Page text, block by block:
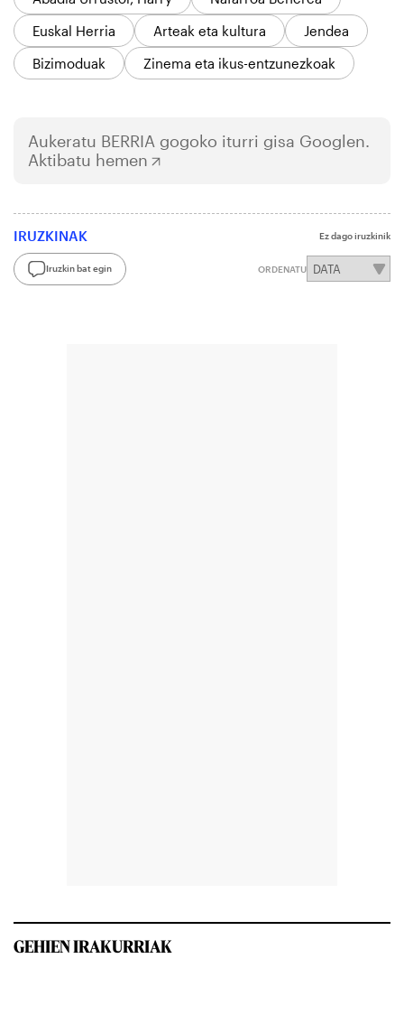
Euskal Herria
Arteak eta kultura
Jendea
Bizimoduak
Zinema eta ikus-entzunezkoak
Aukeratu BERRIA gogoko iturri gisa Googlen.
Aktibatu hemen
IRUZKINAK Ez dago iruzkinik
Iruzkin bat egin ORDENATU
GEHIEN IRAKURRIAK